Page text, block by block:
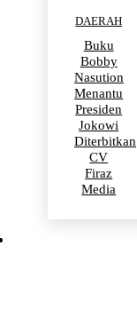
DAERAH
Buku
Bobby
Nasution
Menantu
Presiden
Jokowi
Diterbitkan
CV
Firaz
Media